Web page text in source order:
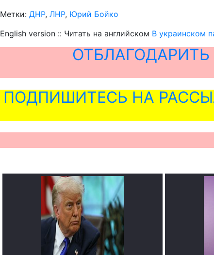
Метки: ДНР, ЛНР, Юрий Бойко
English version :: Читать на английском В украинском
ПОДПИШИТЕСЬ НА